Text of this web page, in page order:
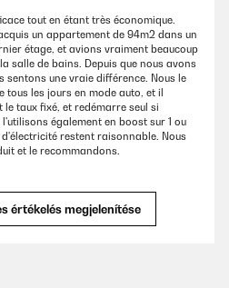
tout en étant très économique.
un appartement de 94m2 dans un
étage, et avions vraiment beaucoup
salle de bains. Depuis que nous avons
sentons une vraie différence. Nous le
tous les jours en mode auto, et il
taux fixé, et redémarre seul si
également en boost sur 1 ou
restent raisonnable. Nous
et le recommandons.
értékelés megjelenítése